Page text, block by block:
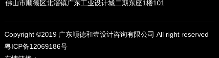
佛山市顺德区北滘镇广东工业设计城二期东座1楼101
Copyright ©2019 广东顺德和壹设计咨询有限公司 All right reserved
粤ICP备12069186号